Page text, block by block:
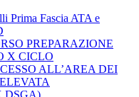
Prima Fascia ATA e
PREPARAZIONE
X CICLO
ALL’AREA DEI